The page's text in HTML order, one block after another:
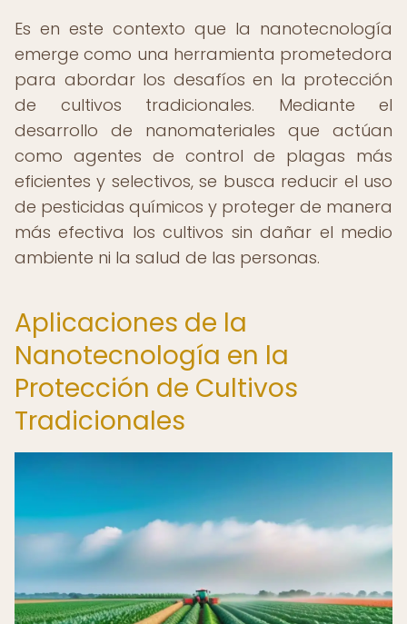
Es en este contexto que la nanotecnología
emerge como una herramienta prometedora
para abordar los desafíos en la protección
de cultivos tradicionales. Mediante el
desarrollo de nanomateriales que actúan
como agentes de control de plagas más
eficientes y selectivos, se busca reducir el uso
de pesticidas químicos y proteger de manera
más efectiva los cultivos sin dañar el medio
ambiente ni la salud de las personas.
Aplicaciones de la
Nanotecnología en la
Protección de Cultivos
Tradicionales